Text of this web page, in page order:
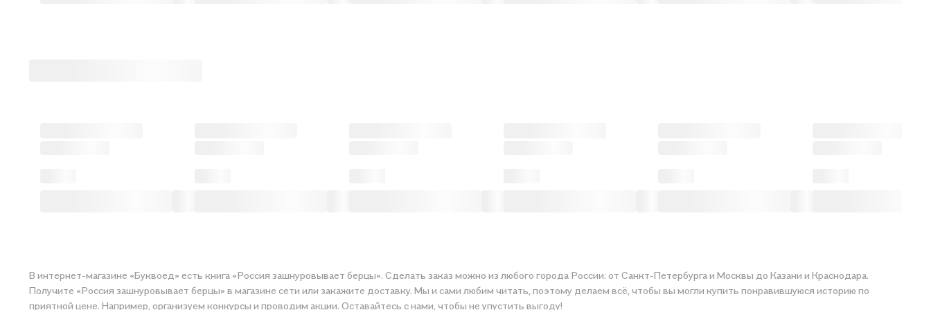
В интернет-магазине «Буквоед» есть книга «Россия зашнуровывает берцы». Сделать заказ можно из любого города России: от Санкт-Петербурга и Москвы до Казани и Краснодара.
Получите «Россия зашнуровывает берцы» в магазине сети или закажите доставку. Мы и сами любим читать, поэтому делаем всё, чтобы вы могли купить понравившуюся историю по
приятной цене. Например, организуем конкурсы и проводим акции. Оставайтесь с нами, чтобы не упустить выгоду!